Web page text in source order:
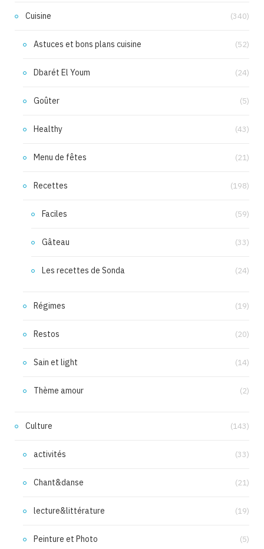
Cuisine (340)
Astuces et bons plans cuisine (52)
Dbarét El Youm (24)
Goûter (5)
Healthy (43)
Menu de fêtes (21)
Recettes (198)
Faciles (59)
Gâteau (33)
Les recettes de Sonda (24)
Régimes (19)
Restos (20)
Sain et light (14)
Thème amour (2)
Culture (143)
activités (33)
Chant&danse (21)
lecture&littérature (19)
Peinture et Photo (5)